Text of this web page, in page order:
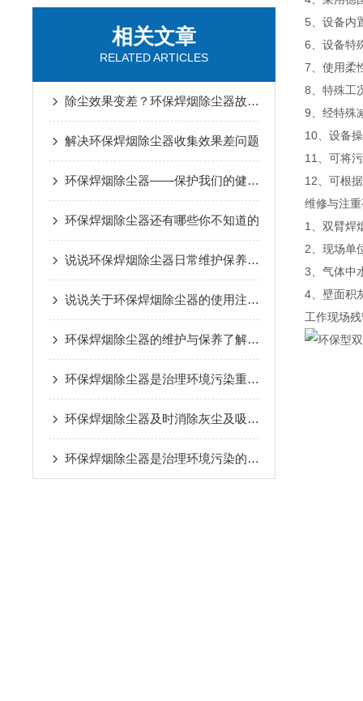
相关文章
RELATED ARTICLES
除尘效果变差？环保焊烟除尘器故障排查方法
解决环保焊烟除尘器收集效果差问题
环保焊烟除尘器——保护我们的健康与环境
环保焊烟除尘器还有哪些你不知道的
说说环保焊烟除尘器日常维护保养的重要性
说说关于环保焊烟除尘器的使用注意事项
环保焊烟除尘器的维护与保养了解一下
环保焊烟除尘器是治理环境污染重要设备
环保焊烟除尘器及时消除灰尘及吸附在灰尘上的有害物质
环保焊烟除尘器是治理环境污染的重要设备
5、设备内
6、设备特
7、使用柔
8、特殊工
9、经特殊
10、设备
11、可将
12、可根
维修与注
1、双臂焊
2、现场单
3、气体中
4、壁面积
工作现场